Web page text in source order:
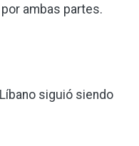
ambas partes.
siguió siendo